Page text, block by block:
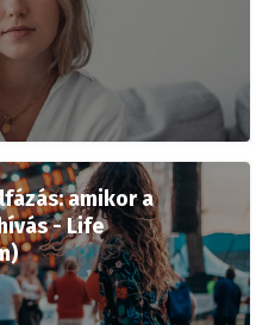
amikor a
- Life